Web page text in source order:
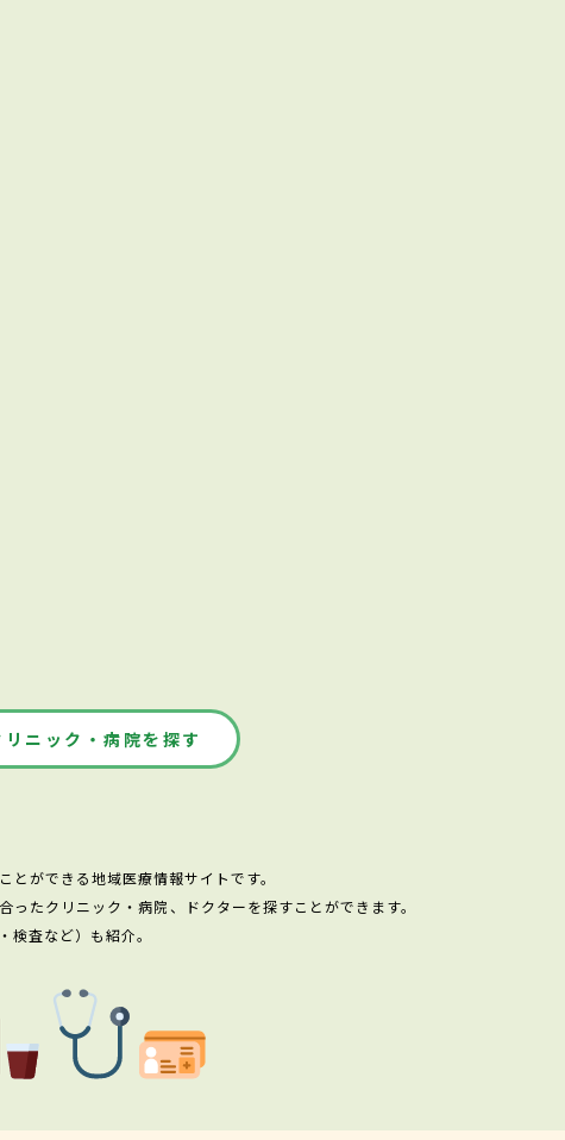
リニック・病院を探す
ができる地域医療情報サイトです。
たクリニック・病院、ドクターを探すことができます。
査など）も紹介。